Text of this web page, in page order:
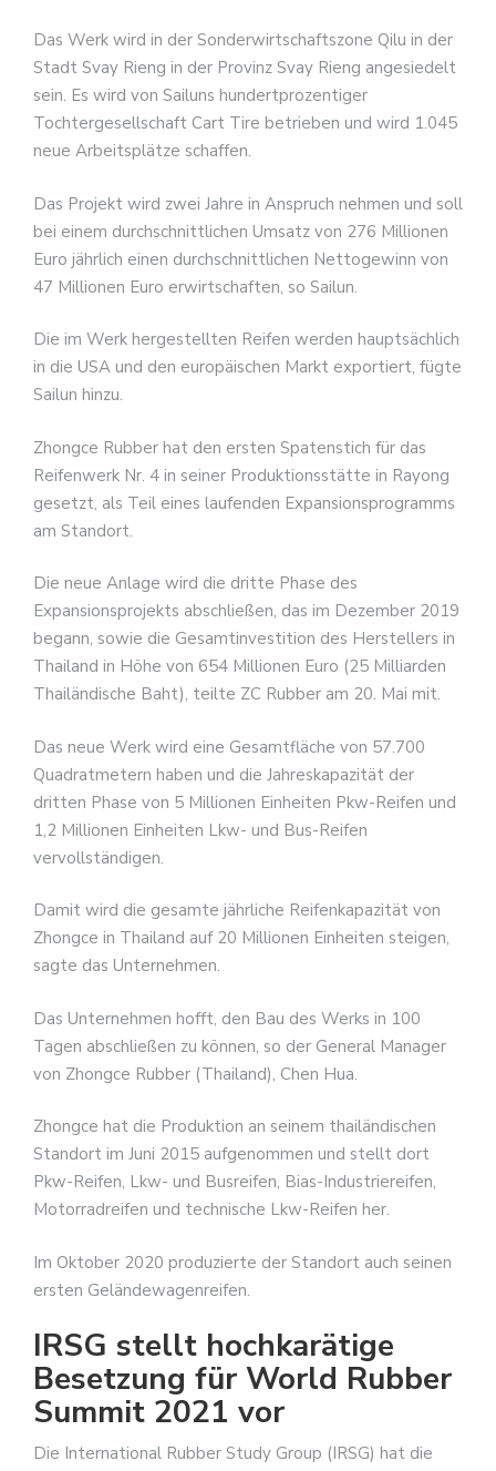
Das Werk wird in der Sonderwirtschaftszone Qilu in der
Stadt Svay Rieng in der Provinz Svay Rieng angesiedelt
sein. Es wird von Sailuns hundertprozentiger
Tochtergesellschaft Cart Tire betrieben und wird 1.045
neue Arbeitsplätze schaffen.
Das Projekt wird zwei Jahre in Anspruch nehmen und soll
bei einem durchschnittlichen Umsatz von 276 Millionen
Euro jährlich einen durchschnittlichen Nettogewinn von
47 Millionen Euro erwirtschaften, so Sailun.
Die im Werk hergestellten Reifen werden hauptsächlich
in die USA und den europäischen Markt exportiert, fügte
Sailun hinzu.
Zhongce Rubber hat den ersten Spatenstich für das
Reifenwerk Nr. 4 in seiner Produktionsstätte in Rayong
gesetzt, als Teil eines laufenden Expansionsprogramms
am Standort.
Die neue Anlage wird die dritte Phase des
Expansionsprojekts abschließen, das im Dezember 2019
begann, sowie die Gesamtinvestition des Herstellers in
Thailand in Höhe von 654 Millionen Euro (25 Milliarden
Thailändische Baht), teilte ZC Rubber am 20. Mai mit.
Das neue Werk wird eine Gesamtfläche von 57.700
Quadratmetern haben und die Jahreskapazität der
dritten Phase von 5 Millionen Einheiten Pkw-Reifen und
1,2 Millionen Einheiten Lkw- und Bus-Reifen
vervollständigen.
Damit wird die gesamte jährliche Reifenkapazität von
Zhongce in Thailand auf 20 Millionen Einheiten steigen,
sagte das Unternehmen.
Das Unternehmen hofft, den Bau des Werks in 100
Tagen abschließen zu können, so der General Manager
von Zhongce Rubber (Thailand), Chen Hua.
Zhongce hat die Produktion an seinem thailändischen
Standort im Juni 2015 aufgenommen und stellt dort
Pkw-Reifen, Lkw- und Busreifen, Bias-Industriereifen,
Motorradreifen und technische Lkw-Reifen her.
Im Oktober 2020 produzierte der Standort auch seinen
ersten Geländewagenreifen.
IRSG stellt hochkarätige
Besetzung für World Rubber
Summit 2021 vor
Die International Rubber Study Group (IRSG) hat die